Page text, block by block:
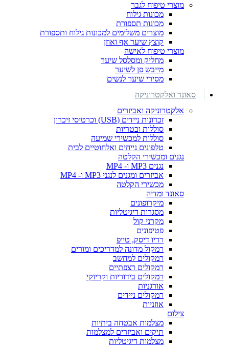
מוצרי טיפוח לגבר
מכונות גילוח
מכונות תספורת
מוצרים משלימים למכונות גילוח ותספורת
קוצץ שיער אף ואוזן
מוצרי טיפוח לאישה
מחליק ומסלסל שיער
מייבש פן לשיער
מסירי שיער לנשים
סאונד ואלקטרוניקה
אלקטרוניקה ואביזרים
זכרונות ניידים (USB) וכרטיסי זיכרון
סוללות ובטריות
סוללות למכשירי שמיעה
טלפונים נייחים ואלחוטיים לבית
נגנים ומכשירי הקלטה
נגנים MP3 ו- MP4
אביזרים ומגנים לנגני MP3 ו- MP4
מכשירי הקלטה
סאונד ומדיה
מיקרופונים
מסגרות דיגיטליות
מקרני קול
פטיפונים
רדיו דיסק, טייפ
רמקול מדונה למדריכים ומורים
רמקולים למחשב
רמקולים רצפתיים
רמקולים בידוריות וקריוקי
אורגניות
רמקולים ניידים
אוזניות
צילום
מצלמות אבטחה ביתיות
תיקים ואביזרים למצלמות
מצלמות דיגיטליות